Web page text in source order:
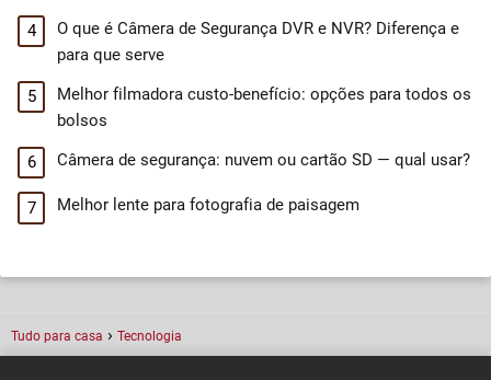
O que é Câmera de Segurança DVR e NVR? Diferença e
para que serve
Melhor filmadora custo-benefício: opções para todos os
bolsos
Câmera de segurança: nuvem ou cartão SD — qual usar?
Melhor lente para fotografia de paisagem
Tudo para casa Tecnologia